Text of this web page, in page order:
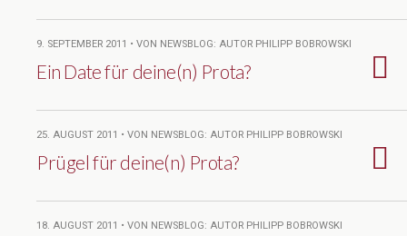
9. SEPTEMBER 2011 • VON NEWSBLOG: AUTOR PHILIPP BOBROWSKI
Ein Date für deine(n) Prota?
25. AUGUST 2011 • VON NEWSBLOG: AUTOR PHILIPP BOBROWSKI
Prügel für deine(n) Prota?
18. AUGUST 2011 • VON NEWSBLOG: AUTOR PHILIPP BOBROWSKI